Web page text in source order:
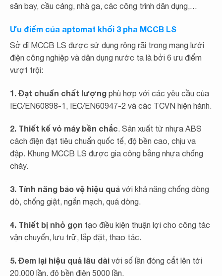
sân bay, cầu cảng, nhà ga, các công trình dân dụng,…
Ưu điểm của aptomat khối 3 pha MCCB LS
Sở dĩ MCCB LS được sử dụng rộng rãi trong mạng lưới
điện công nghiệp và dân dụng nước ta là bởi 6 ưu điểm
vượt trội:
1. Đạt chuẩn chất lượng phù hợp với các yêu cầu của
IEC/EN60898-1, IEC/EN60947-2 và các TCVN hiện hành.
2. Thiết kế vỏ máy bền chắc. Sản xuất từ nhựa ABS
cách điện đạt tiêu chuẩn quốc tế, độ bền cao, chịu va
đập. Khung MCCB LS được gia công bằng nhựa chống
cháy.
3. Tính năng bảo vệ hiệu quả với khả năng chống dòng
dò, chống giật, ngắn mạch, quá dòng.
4. Thiết bị nhỏ gọn tạo điều kiện thuận lợi cho công tác
vận chuyển, lưu trữ, lắp đặt, thao tác.
5. Đem lại hiệu quả lâu dài với số lần đóng cắt lên tới
20.000 lần, độ bền điện 5000 lần.